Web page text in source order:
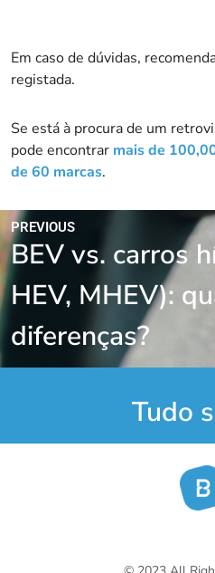
Em caso de dúvidas,
registada.
Se está à procura de um
pode encontrar mais de
de 60 marcas.
PREVIOUS
BEV vs. carros
HEV, MHEV):
diferenças?
Tudo